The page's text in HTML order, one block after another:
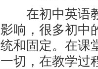
在初中英语教
影响，很多初中
统和固定。在课
一切，在教学过